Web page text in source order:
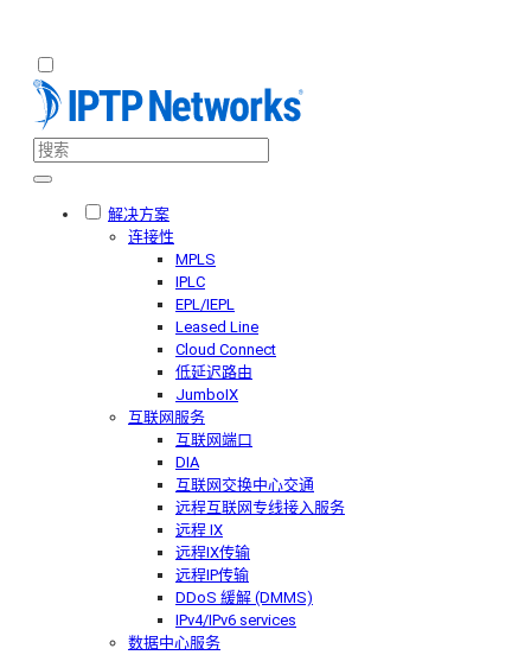
解决方案
连接性
MPLS
IPLC
EPL/IEPL
Leased Line
Cloud Connect
低延迟路由
JumboIX
互联网服务
互联网端口
DIA
互联网交换中心交通
远程互联网专线接入服务
远程 IX
远程IX传输
远程IP传输
DDoS 緩解 (DMMS)
IPv4/IPv6 services
数据中心服务